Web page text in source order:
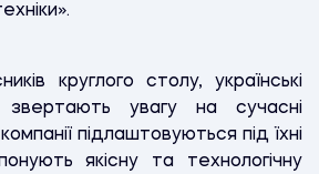
круглого столу, українські
звертають увагу на сучасні
підлаштовуються під їхні
якісну та технологічну